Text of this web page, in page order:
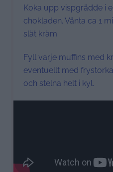
Koka upp vispgrädde i
chokladen. Vänta ca 1
slät kräm.
Fyll varje muffins med
eventuellt med
och stelna helt i kyl.